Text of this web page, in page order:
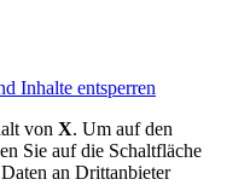
Inhalte entsperren
von X. Um auf den
Sie auf die Schaltfläche
an Drittanbieter